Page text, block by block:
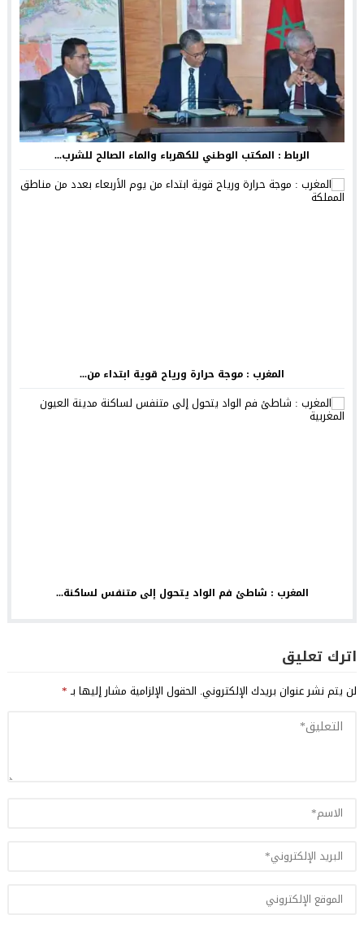
الرباط : المكتب الوطني للكهرباء والماء الصالح للشرب...
المغرب : موجة حرارة ورياح قوية ابتداء من...
المغرب : شاطئ فم الواد يتحول إلى متنفس لساكنة...
اترك تعليق
لن يتم نشر عنوان بريدك الإلكتروني. الحقول الإلزامية مشار إليها بـ*